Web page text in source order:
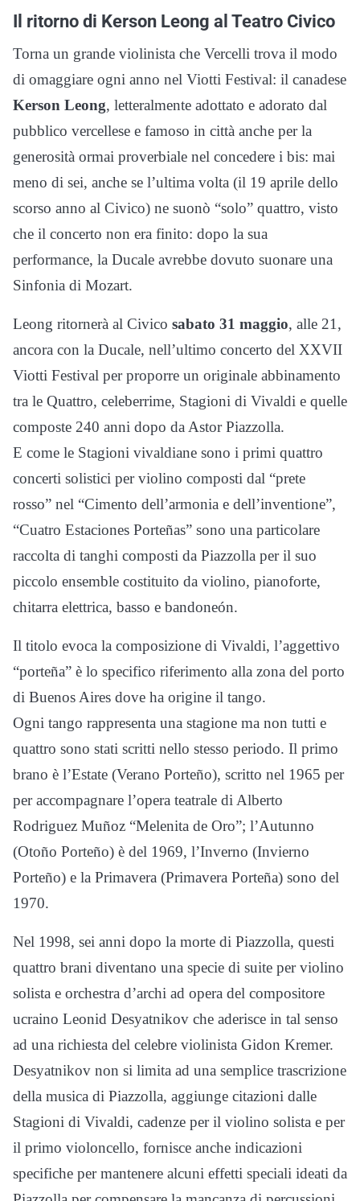
Il ritorno di Kerson Leong al Teatro Civico
Torna un grande violinista che Vercelli trova il modo
di omaggiare ogni anno nel Viotti Festival: il canadese
Kerson Leong, letteralmente adottato e adorato dal
pubblico vercellese e famoso in città anche per la
generosità ormai proverbiale nel concedere i bis: mai
meno di sei, anche se l’ultima volta (il 19 aprile dello
scorso anno al Civico) ne suonò “solo” quattro, visto
che il concerto non era finito: dopo la sua
performance, la Ducale avrebbe dovuto suonare una
Sinfonia di Mozart.
Leong ritornerà al Civico sabato 31 maggio, alle 21,
ancora con la Ducale, nell’ultimo concerto del XXVII
Viotti Festival per proporre un originale abbinamento
tra le Quattro, celeberrime, Stagioni di Vivaldi e quelle
composte 240 anni dopo da Astor Piazzolla.
E come le Stagioni vivaldiane sono i primi quattro
concerti solistici per violino composti dal “prete
rosso” nel “Cimento dell’armonia e dell’inventione”,
“Cuatro Estaciones Porteñas” sono una particolare
raccolta di tanghi composti da Piazzolla per il suo
piccolo ensemble costituito da violino, pianoforte,
chitarra elettrica, basso e bandoneón.
Il titolo evoca la composizione di Vivaldi, l’aggettivo
“porteña” è lo specifico riferimento alla zona del porto
di Buenos Aires dove ha origine il tango.
Ogni tango rappresenta una stagione ma non tutti e
quattro sono stati scritti nello stesso periodo. Il primo
brano è l’Estate (Verano Porteño), scritto nel 1965 per
per accompagnare l’opera teatrale di Alberto
Rodriguez Muñoz “Melenita de Oro”; l’Autunno
(Otoño Porteño) è del 1969, l’Inverno (Invierno
Porteño) e la Primavera (Primavera Porteña) sono del
1970.
Nel 1998, sei anni dopo la morte di Piazzolla, questi
quattro brani diventano una specie di suite per violino
solista e orchestra d’archi ad opera del compositore
ucraino Leonid Desyatnikov che aderisce in tal senso
ad una richiesta del celebre violinista Gidon Kremer.
Desyatnikov non si limita ad una semplice trascrizione
della musica di Piazzolla, aggiunge citazioni dalle
Stagioni di Vivaldi, cadenze per il violino solista e per
il primo violoncello, fornisce anche indicazioni
specifiche per mantenere alcuni effetti speciali ideati da